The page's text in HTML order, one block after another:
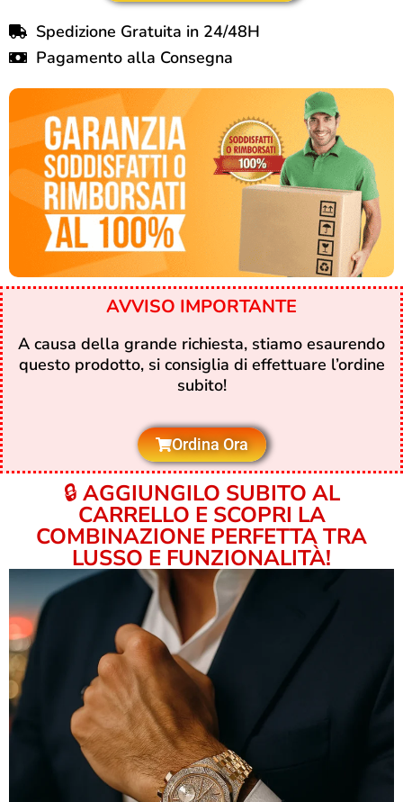
Spedizione Gratuita in 24/48H
Pagamento alla Consegna
AVVISO IMPORTANTE
A causa della grande richiesta, stiamo esaurendo
questo prodotto, si consiglia di effettuare l’ordine
subito!
Ordina Ora
🔒 AGGIUNGILO SUBITO AL
CARRELLO E SCOPRI LA
COMBINAZIONE PERFETTA TRA
LUSSO E FUNZIONALITÀ!